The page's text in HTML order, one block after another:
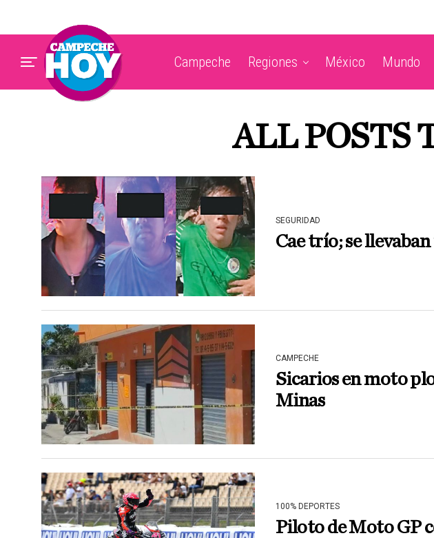
Campeche Regiones México Mundo
ALL POSTS
SEGURIDAD
Cae trío; se
CAMPECHE
Sicarios en moto
Minas
100% DEPORTES
Piloto de Moto GP